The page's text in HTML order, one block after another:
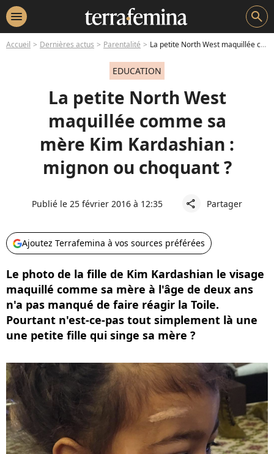
menu search
Accueil Dernières actus Parentalité La petite North West maquillée comme sa mère Kim Kardashian : mignon ou choquant ?
EDUCATION
La petite North West
maquillée comme sa
mère Kim Kardashian :
mignon ou choquant ?
Publié le 25 février 2016 à 12:35 share Partager
Ajoutez Terrafemina à vos sources préférées
Le photo de la fille de Kim Kardashian le visage
maquillé comme sa mère à l'âge de deux ans
n'a pas manqué de faire réagir la Toile.
Pourtant n'est-ce-pas tout simplement là une
une petite fille qui singe sa mère ?